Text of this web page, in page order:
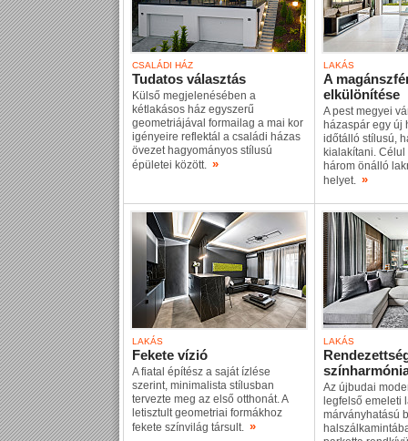
CSALÁDI HÁZ
Tudatos választás
Külső megjelenésében a
kétlakásos ház egyszerű
geometriájával formailag a mai kor
igényeire reflektál a családi házas
övezet hagyományos stílusú
épületei között. »
LAKÁS
A
elkülönítése
A pest megyei
házaspár egy új
időtálló stílusú,
kialakítani.
három önálló
helyet. »
LAKÁS
Fekete vízió
A fiatal építész a saját ízlése
szerint, minimalista stílusban
tervezte meg az első otthonát. A
letisztult geometriai formákhoz
fekete színvilág társult. »
LAKÁS
Az újbudai
legfelső emeleti
márványhatású